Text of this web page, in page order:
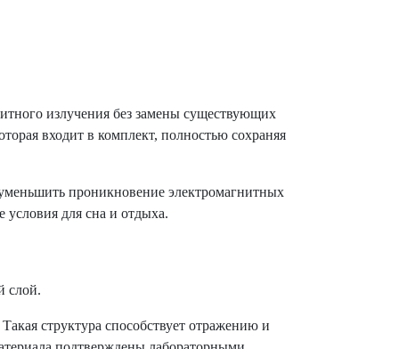
излучения без замены существующих
входит в комплект, полностью сохраняя
проникновение электромагнитных
условия для сна и отдыха.
слой.
структура способствует отражению и